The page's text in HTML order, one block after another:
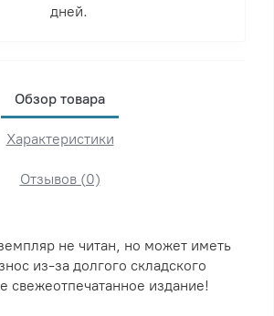
дней.
Обзор товара
Характеристики
Отзывов (0)
не читан, но может иметь
из-за долгого складского
свежеотпечатанное издание!